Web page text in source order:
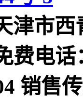
津市西
费电话
销售